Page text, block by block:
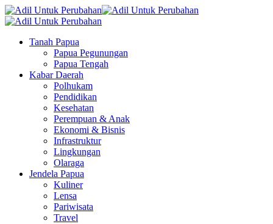
Tanah Papua
Papua Pegunungan
Papua Tengah
Kabar Daerah
Polhukam
Pendidikan
Kesehatan
Perempuan & Anak
Ekonomi & Bisnis
Infrastruktur
Lingkungan
Olaraga
Jendela Papua
Kuliner
Lensa
Pariwisata
Travel